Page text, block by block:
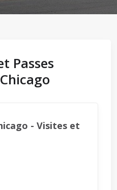
Passes
- Visites et